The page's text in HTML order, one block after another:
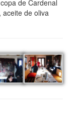
de Cardenal
aceite de oliva